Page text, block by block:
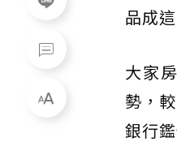
品成
大家
勢，
銀行